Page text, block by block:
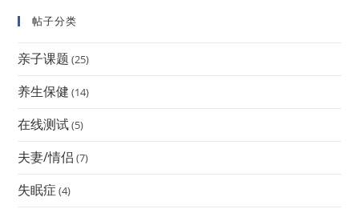
帖子分类
亲子课题 (25)
养生保健 (14)
在线测试(5)
夫妻/情侣 (7)
失眠症 (4)